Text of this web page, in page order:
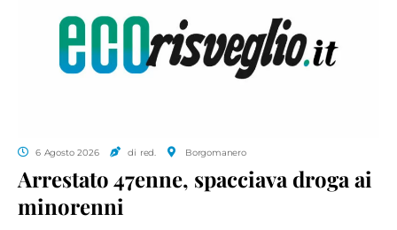
6 Agosto 2026 di red. Borgomanero
Arrestato 47enne, spacciava droga ai
minorenni